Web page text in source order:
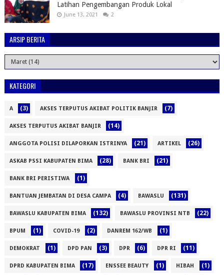
Latihan Pengembangan Produk Lokal
June 13, 2021 2
ARSIP BERITA
KATEGORI
A (3) AKSES TERPUTUS AKIBAT POLITIK BANJIR (7)
AKSES TERPUTUS AKIBAT BANJIR (14)
ANGGOTA POLISI DILAPORKAN ISTRINYA (21) ARTIKEL (26)
ASKAB PSSI KABUPATEN BIMA (28) BANK BRI (21)
BANK BRI PERISTIWA (1)
BANTUAN JEMBATAN DI DESA CAMPA (4) BAWASLU (131)
BAWASLU KABUPATEN BIMA (132) BAWASLU PROVINSI NTB (22)
BPUM (1) COVID-19 (2) DANREM 162/WB (1)
DEMOKRAT (1) DPD PAN (3) DPR (6) DPR RI (11)
DPRD KABUPATEN BIMA (17) ENSSEE BEAUTY (1) HIBAH (1)